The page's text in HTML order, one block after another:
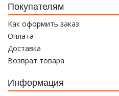
Покупателям
Как оформить заказ
Оплата
Доставка
Возврат товара
Информация